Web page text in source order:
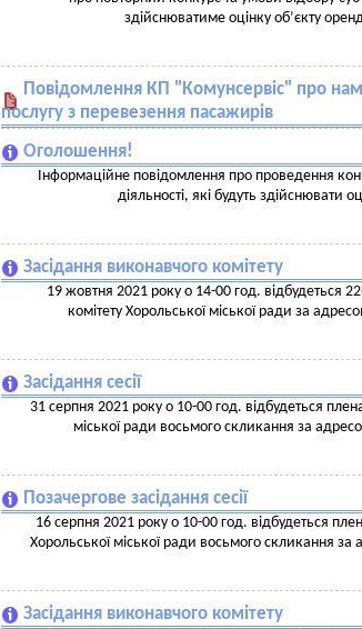
здійснюватиме оцінку об’єкту
Повідомлення КП "Комунсервіс" про
послугу з перевезення пасажирів
Оголошення!
Інформаційне повідомлення про проведення
діяльності, які будуть здійснювати
Засідання виконавчого комітету
19 жовтня 2021 року о 14-00 год. відбудеться
комітету Хорольської міської ради за
Засідання сесії
31 серпня 2021 року о 10-00 год. відбудеться
міської ради восьмого скликання за
Позачергове засідання сесії
16 серпня 2021 року о 10-00 год. відбудеться
Хорольської міської ради восьмого скликання
Засідання виконавчого комітету